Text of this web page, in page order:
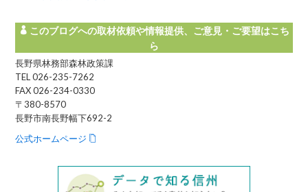
このブログへの取材依頼や情報提供、ご意見・ご要望はこち
ら
長野県林務部森林政策課
TEL 026-235-7262
FAX 026-234-0330
〒380-8570
長野市南長野幅下692-2
公式ホームページ